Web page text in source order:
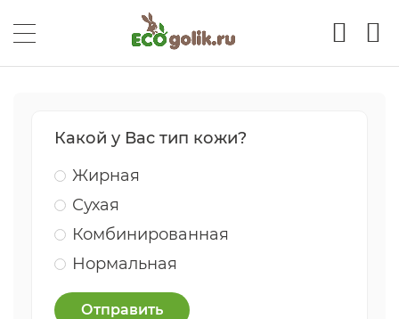
Какой у Вас тип кожи?
Жирная
Сухая
Комбинированная
Нормальная
Отправить